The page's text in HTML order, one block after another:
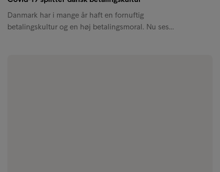
Danmark har i mange år haft en fornuftig
betalingskultur og en høj betalingsmoral. Nu ses…